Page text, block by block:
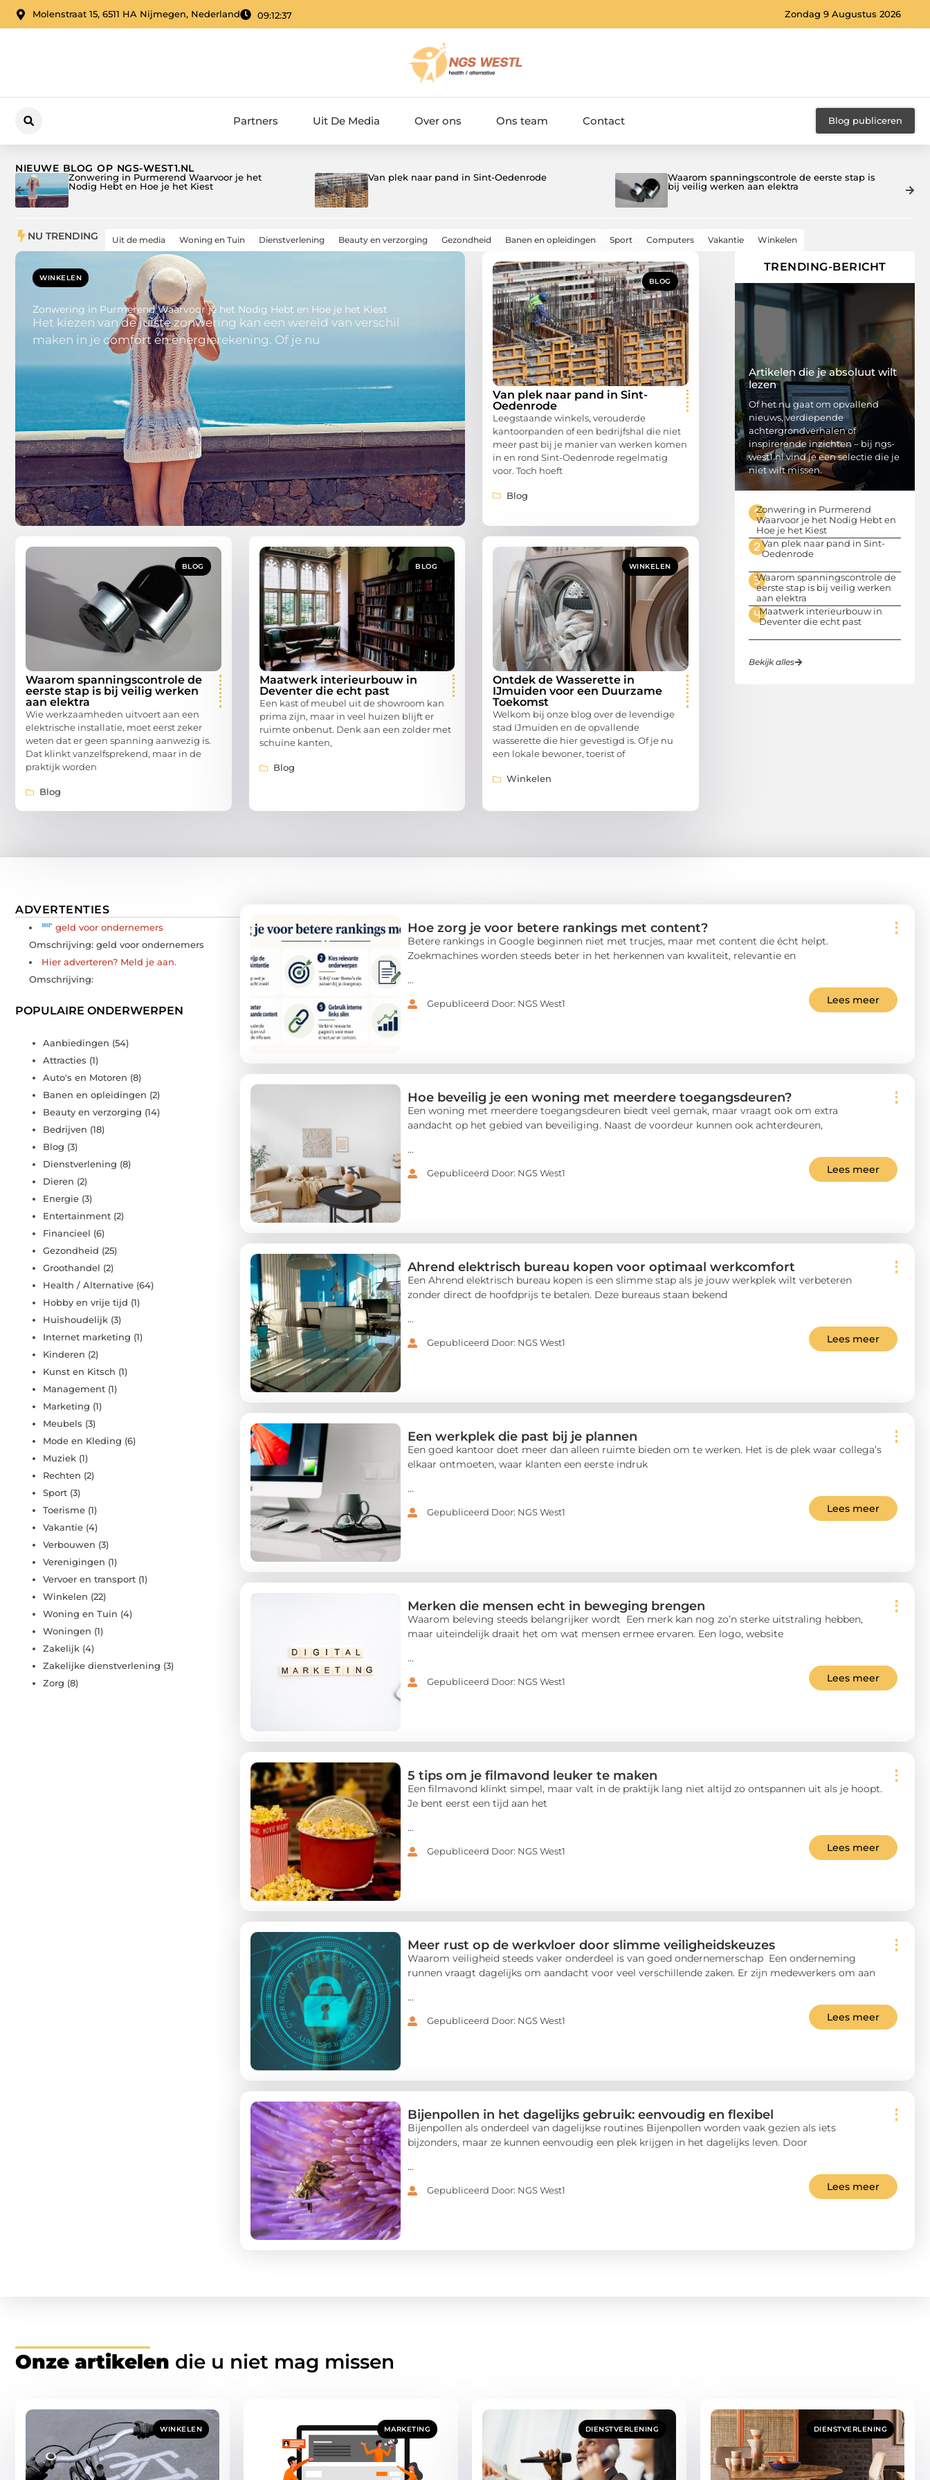
Molenstraat 15, 6511 HA Nijmegen, Nederland 09:12:38 Zondag 9 Augustus 2026
Partners Uit De Media Over ons Ons team Contact Blog publiceren
NIEUWE BLOG OP NGS-WEST1.NL
Van plek naar pand in Sint-Oedenrode
Waarom spanningscontrole de eerste stap is
bij veilig werken aan elektra
Maatwerk interieurbouw in Deventer die echt
past
NU TRENDING Uit de media Woning en Tuin Dienstverlening Beauty en verzorging Gezondheid Banen en opleidingen Sport Computers Vakantie Winkelen
WINKELEN
Zonwering in Purmerend Waarvoor je het Nodig Hebt en Hoe je het Kiest
Het kiezen van de juiste zonwering kan een wereld van verschil
maken in je comfort en energierekening. Of je nu
BLOG
Van plek naar pand in Sint-
Oedenrode
Leegstaande winkels, verouderde
kantoorpanden of een bedrijfshal die niet
meer past bij je manier van werken komen
in en rond Sint-Oedenrode regelmatig
voor. Toch hoeft
Blog
BLOG
Waarom spanningscontrole de
eerste stap is bij veilig werken
aan elektra
Wie werkzaamheden uitvoert aan een
elektrische installatie, moet eerst zeker
weten dat er geen spanning aanwezig is.
Dat klinkt vanzelfsprekend, maar in de
praktijk worden
Blog
BLOG
Maatwerk interieurbouw in
Deventer die echt past
Een kast of meubel uit de showroom kan
prima zijn, maar in veel huizen blijft er
ruimte onbenut. Denk aan een zolder met
schuine kanten,
Blog
WINKELEN
Ontdek de Wasserette in
IJmuiden voor een Duurzame
Toekomst
Welkom bij onze blog over de levendige
stad IJmuiden en de opvallende
wasserette die hier gevestigd is. Of je nu
een lokale bewoner, toerist of
Winkelen
TRENDING-BERICHT
Artikelen die je absoluut wilt
lezen
Of het nu gaat om opvallend
nieuws, verdiepende
achtergrondverhalen of
inspirerende inzichten – bij ngs-
west1.nl vind je een selectie die je
niet wilt missen.
Zonwering in Purmerend
Waarvoor je het Nodig Hebt en
Hoe je het Kiest
Van plek naar pand in Sint-
Oedenrode
Waarom spanningscontrole de
eerste stap is bij veilig werken
aan elektra
Maatwerk interieurbouw in
Deventer die echt past
Bekijk alles
ADVERTENTIES
geld voor ondernemers
Omschrijving: geld voor ondernemers
Hier adverteren? Meld je aan.
Omschrijving:
POPULAIRE ONDERWERPEN
Aanbiedingen (54)
Attracties (1)
Auto's en Motoren (8)
Banen en opleidingen (2)
Beauty en verzorging (14)
Bedrijven (18)
Blog (3)
Dienstverlening (8)
Dieren (2)
Energie (3)
Entertainment (2)
Financieel (6)
Gezondheid (25)
Groothandel (2)
Health / Alternative (64)
Hobby en vrije tijd (1)
Huishoudelijk (3)
Internet marketing (1)
Kinderen (2)
Kunst en Kitsch (1)
Management (1)
Marketing (1)
Meubels (3)
Mode en Kleding (6)
Muziek (1)
Rechten (2)
Sport (3)
Toerisme (1)
Vakantie (4)
Verbouwen (3)
Verenigingen (1)
Vervoer en transport (1)
Winkelen (22)
Woning en Tuin (4)
Woningen (1)
Zakelijk (4)
Zakelijke dienstverlening (3)
Zorg (8)
Hoe zorg je voor betere rankings met content?
Betere rankings in Google beginnen niet met trucjes, maar met content die écht helpt.
Zoekmachines worden steeds beter in het herkennen van kwaliteit, relevantie en
...
Gepubliceerd Door: NGS West1 Lees meer
Hoe beveilig je een woning met meerdere toegangsdeuren?
Een woning met meerdere toegangsdeuren biedt veel gemak, maar vraagt ook om extra
aandacht op het gebied van beveiliging. Naast de voordeur kunnen ook achterdeuren,
...
Gepubliceerd Door: NGS West1 Lees meer
Ahrend elektrisch bureau kopen voor optimaal werkcomfort
Een Ahrend elektrisch bureau kopen is een slimme stap als je jouw werkplek wilt verbeteren
zonder direct de hoofdprijs te betalen. Deze bureaus staan bekend
...
Gepubliceerd Door: NGS West1 Lees meer
Een werkplek die past bij je plannen
Een goed kantoor doet meer dan alleen ruimte bieden om te werken. Het is de plek waar collega’s
elkaar ontmoeten, waar klanten een eerste indruk
...
Gepubliceerd Door: NGS West1 Lees meer
Merken die mensen echt in beweging brengen
Waarom beleving steeds belangrijker wordt Een merk kan nog zo’n sterke uitstraling hebben,
maar uiteindelijk draait het om wat mensen ermee ervaren. Een logo, website
...
Gepubliceerd Door: NGS West1 Lees meer
5 tips om je filmavond leuker te maken
Een filmavond klinkt simpel, maar valt in de praktijk lang niet altijd zo ontspannen uit als je hoopt.
Je bent eerst een tijd aan het
...
Gepubliceerd Door: NGS West1 Lees meer
Meer rust op de werkvloer door slimme veiligheidskeuzes
Waarom veiligheid steeds vaker onderdeel is van goed ondernemerschap Een onderneming
runnen vraagt dagelijks om aandacht voor veel verschillende zaken. Er zijn medewerkers om aan
...
Gepubliceerd Door: NGS West1 Lees meer
Bijenpollen in het dagelijks gebruik: eenvoudig en flexibel
Bijenpollen als onderdeel van dagelijkse routines Bijenpollen worden vaak gezien als iets
bijzonders, maar ze kunnen eenvoudig een plek krijgen in het dagelijks leven. Door
...
Gepubliceerd Door: NGS West1 Lees meer
Onze artikelen die u niet mag missen
WINKELEN MARKETING DIENSTVERLENING DIENSTVERLENING